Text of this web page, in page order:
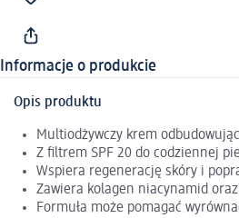
Informacje o produkcie
Opis produktu
Multiodżywczy krem
Z filtrem SPF 20 do codziennej
Wspiera regenerację skóry i
Zawiera kolagen niacynamid oraz
Formuła może pomagać